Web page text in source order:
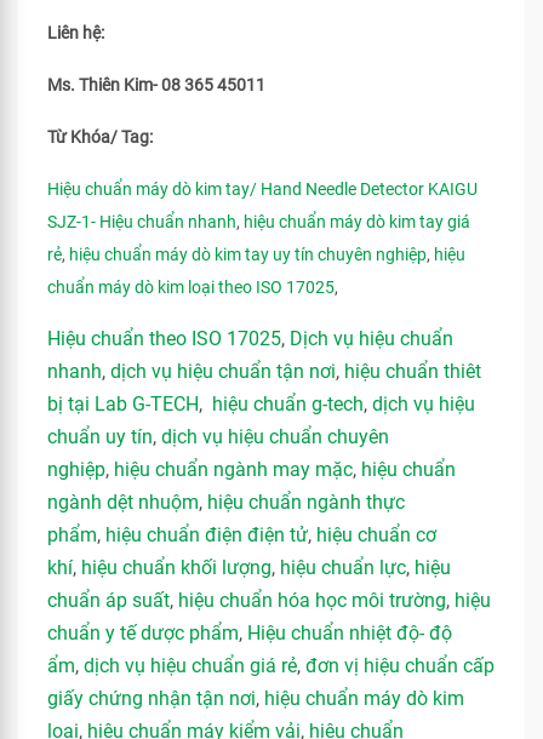
Liên hệ:
Ms. Thiên Kim- 08 365 45011
Từ Khóa/ Tag:
Hiệu chuẩn máy dò kim tay/ Hand Needle Detector KAIGU
SJZ-1- Hiệu chuẩn nhanh, hiệu chuẩn máy dò kim tay giá
rẻ, hiệu chuẩn máy dò kim tay uy tín chuyên nghiệp, hiệu
chuẩn máy dò kim loại theo ISO 17025,
Hiệu chuẩn theo ISO 17025, Dịch vụ hiệu chuẩn
nhanh, dịch vụ hiệu chuẩn tận nơi, hiệu chuẩn thiêt
bị tại Lab G-TECH, hiệu chuẩn g-tech, dịch vụ hiệu
chuẩn uy tín, dịch vụ hiệu chuẩn chuyên
nghiệp, hiệu chuẩn ngành may mặc, hiệu chuẩn
ngành dệt nhuộm, hiệu chuẩn ngành thực
phẩm, hiệu chuẩn điện điện tử, hiệu chuẩn cơ
khí, hiệu chuẩn khối lượng, hiệu chuẩn lực, hiệu
chuẩn áp suất, hiệu chuẩn hóa học môi trường, hiệu
chuẩn y tế dược phẩm, Hiệu chuẩn nhiệt độ- độ
ẩm, dịch vụ hiệu chuẩn giá rẻ, đơn vị hiệu chuẩn cấp
giấy chứng nhận tận nơi, hiệu chuẩn máy dò kim
loại, hiệu chuẩn máy kiểm vải, hiệu chuẩn